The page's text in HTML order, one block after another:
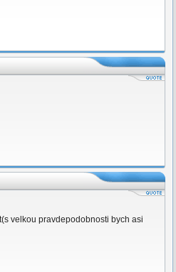
velkou pravdepodobnosti bych asi